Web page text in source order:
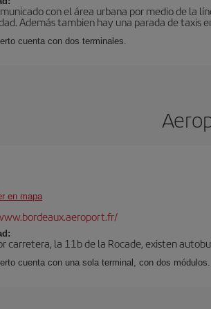
con el área urbana por medio de la
Además tambien hay una parada de taxis
cuenta con dos terminales.
en mapa
carretera, la 11b de la Rocade, existen
cuenta con una sola terminal, con dos módulos.